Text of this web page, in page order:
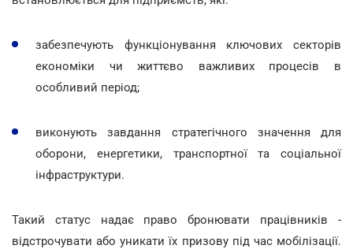
забезпечують функціонування ключових секторів
економіки чи життєво важливих процесів в
особливий період;
виконують завдання стратегічного значення для
оборони, енергетики, транспортної та соціальної
інфраструктури.
Такий статус надає право бронювати працівників -
відстрочувати або уникати їх призову під час мобілізації.